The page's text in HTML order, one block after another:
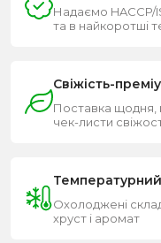
Надаємо HACCP/
та в найкоротші
Свіжість-
Поставка щодня,
чек-листи
Охолоджені
хруст і аромат